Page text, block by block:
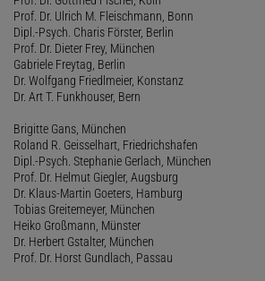
Prof. Dr. Ulrich M. Fleischmann, Bonn
Dipl.-Psych. Charis Förster, Berlin
Prof. Dr. Dieter Frey, München
Gabriele Freytag, Berlin
Dr. Wolfgang Friedlmeier, Konstanz
Dr. Art T. Funkhouser, Bern
Brigitte Gans, München
Roland R. Geisselhart, Friedrichshafen
Dipl.-Psych. Stephanie Gerlach, München
Prof. Dr. Helmut Giegler, Augsburg
Dr. Klaus-Martin Goeters, Hamburg
Tobias Greitemeyer, München
Heiko Großmann, Münster
Dr. Herbert Gstalter, München
Prof. Dr. Horst Gundlach, Passau